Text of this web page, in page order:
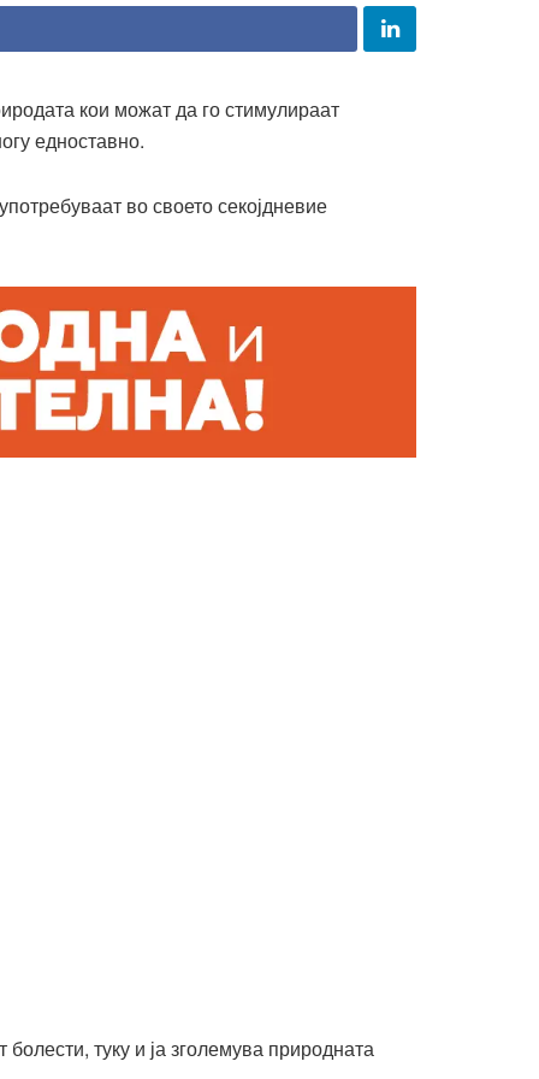
кои можат да го стимулираат
едноставно.
во своето секојдневие
туку и ја зголемува природната